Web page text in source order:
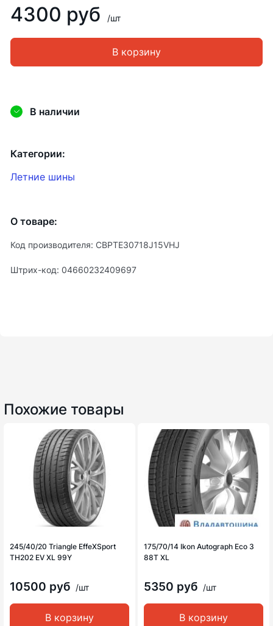
4300 руб /шт
В корзину
Категории:
Летние шины
О товаре:
Код производителя: CBPTE30718J15VHJ
Штрих-код: 04660232409697
В наличии
Похожие товары
245/40/20 Triangle EffeXSport
TH202 EV XL 99Y
10500 руб /шт
В корзину
175/70/14 Ikon Autograph Eco 3
88T XL
5350 руб /шт
В корзину